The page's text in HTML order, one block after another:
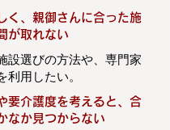
く、親御さんに合った施
が取れない
設選びの方法や、専門家
利用したい。
要介護度を考えると、合
なか見つからない